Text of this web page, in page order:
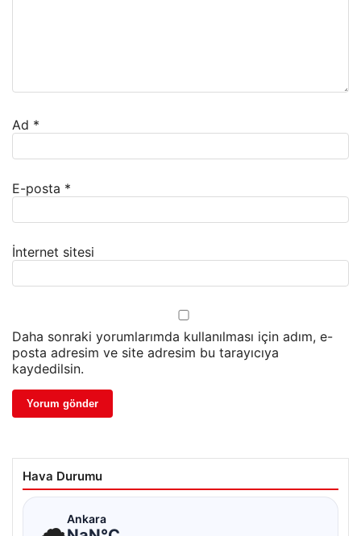
Ad *
E-posta *
İnternet sitesi
Daha sonraki yorumlarımda kullanılması için adım, e-
posta adresim ve site adresim bu tarayıcıya
kaydedilsin.
Hava Durumu
☁Ankara